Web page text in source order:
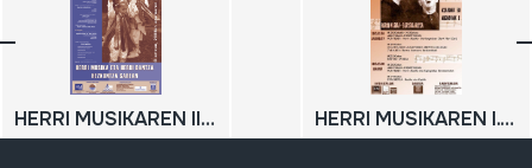
HERRI MUSIKAREN III. JARDUNALDIAK: Herri musika eta herri dantza hezkuntza sarean; 3. Herri Musika Jardunaldiak; 2004-11-27; 2004-11-28; Oiartzun; Soinuenea HERRI MUSIKAREN I. JARDUNALDIAK: Herri musika-bertsolaritza; 2002-11-30; 2002-12-01; Oiartzun; Soinuenea